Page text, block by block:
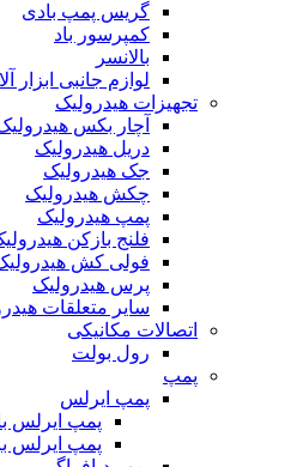
گریس پمپ بادی
کمپرسور باد
بالانسر
لوازم جانبی ابزار
تجهیزات هیدرولیک
آچار بکس
دریل هیدرولیک
جک هیدرولیک
چکش هیدرولیک
پمپ هیدرولیک
فلنج بازکن
فولی کش
پرس هیدرولیک
سایر متعلقات
اتصالات مکانیکی
رول بولت
پمپ
پمپ ایرلس
پمپ ایرلس
پمپ ایرلس